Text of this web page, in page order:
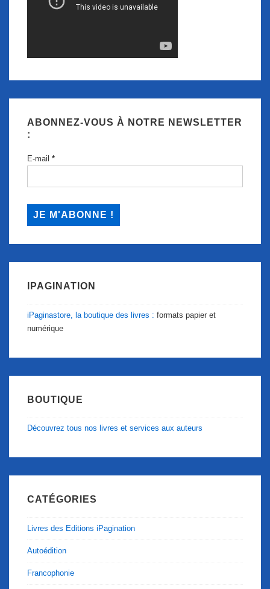
ABONNEZ-VOUS À NOTRE NEWSLETTER
:
E-mail *
IPAGINATION
iPaginastore, la boutique des livres : formats papier et
numérique
BOUTIQUE
Découvrez tous nos livres et services aux auteurs
CATÉGORIES
Livres des Editions iPagination
Autoédition
Francophonie